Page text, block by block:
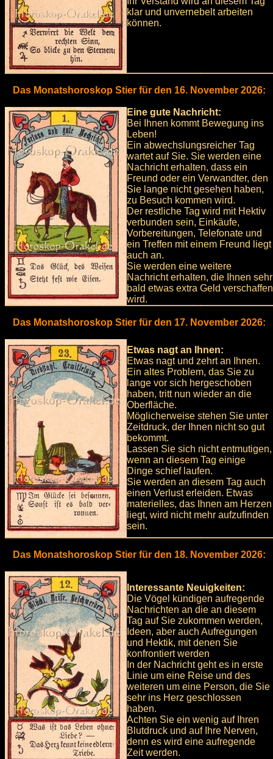
klar und unvernebelt arbeiten
können.
Das Monatshoroskop Stier für den 16. November 2026:
Eine gute Nachricht:
Bei Ihnen kommt Bewegung ins
Leben!
Ein abwechslungsreicher Tag
wartet auf Sie. Sie werden eine
Nachricht erhalten, dass ein
Freund oder ein Verwandter, den
Sie lange nicht gesehen haben,
zu Besuch kommen wird.
Der restliche Tag wird mit Hektiv
verbunden sein, Einkäufe,
Vorbereitungen, Telefonate und
ein Treffen mit einem Freund liegt
auch an.
Sie werden eine weitere
Nachricht erhalten, die Ihnen sehr
bald etwas extra Geld verschaffen
wird.
Das Monatshoroskop Stier für den 17. November 2026:
Etwas nagt an Ihnen:
Etwas nagt und zehrt an Ihnen.
Ein altes Problem, das Sie zu
lange vor sich hergeschoben
haben, tritt nun wieder an die
Oberfläche.
Möglicherweise stehen Sie unter
Zeitdruck, der Ihnen nicht so gut
bekommt.
Lassen Sie sich nicht entmutigen,
wenn an diesem Tag einige
Dinge schief laufen.
Sie werden an diesem Tag auch
einen Verlust erleiden. Etwas
materielles, das Ihnen am Herzen
liegt, wird nicht mehr aufzufinden
sein.
Das Monatshoroskop Stier für den 18. November 2026:
Interessante Neuigkeiten:
Die Vögel kündigen aufregende
Nachrichten an die an diesem
Tag auf Sie zukommen werden,
Ideen, aber auch Aufregungen
und Hektik, mit denen Sie
konfrontiert werden
In der Nachricht geht es in erste
Linie um eine Reise und des
weiteren um eine Person, die Sie
sehr ins Herz geschlossen
haben.
Achten Sie ein wenig auf Ihren
Blutdruck und auf Ihre Nerven,
denn es wird eine aufregende
Zeit werden.